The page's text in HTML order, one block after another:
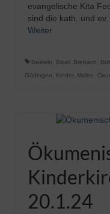
evangelische Kita
sind die kath. und
Weiter
Basteln Bibel Brebach
Güdingen
Kinder, Malen
20.1.24